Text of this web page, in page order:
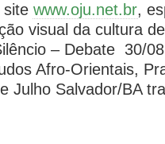
site www.oju.net.br,
visual da cultura
– Debate 30/
Afro-Orientais,
Julho Salvador/BA